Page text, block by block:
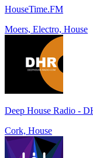
HouseTime.FM
Moers, Electro, House
Deep House Radio -
Cork, House